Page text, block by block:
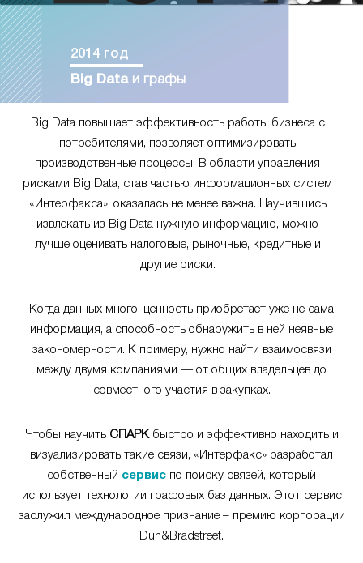
2014 год
Big Dataи графы
Big Data повышает эффективность работы бизнеса с
потребителями, позволяет оптимизировать
производственные процессы. В области управления
рисками Big Data, став частью информационных систем
«Интерфакса», оказалась не менее важна. Научившись
извлекать из Big Data нужную информацию, можно
лучше оценивать налоговые, рыночные, кредитные и
другие риски.
Когда данных много, ценность приобретает уже не сама
информация, а способность обнаружить в ней неявные
закономерности. К примеру, нужно найти взаимосвязи
между двумя компаниями — от общих владельцев до
совместного участия в закупках.
Чтобы научить СПАРКбыстро и эффективно находить и
визуализировать такие связи, «Интерфакс» разработал
собственный сервис по поиску связей, который
использует технологии графовых баз данных. Этот сервис
заслужил международное признание – премию корпорации
Dun&Bradstreet.